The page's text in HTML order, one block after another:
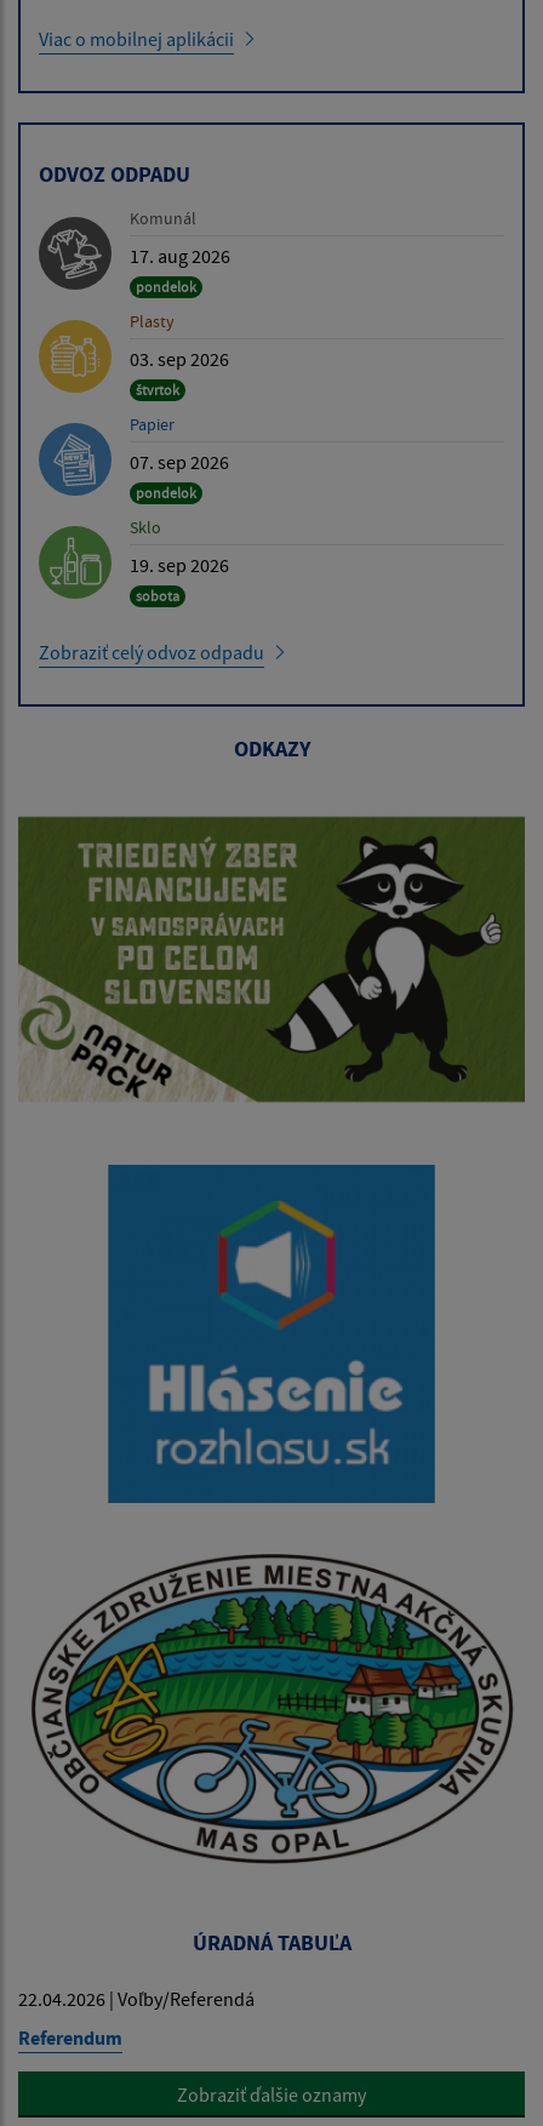
Viac o mobilnej aplikácii
ODVOZ ODPADU
Komunál
17. aug 2026
pondelok
Plasty
03. sep 2026
štvrtok
Papier
07. sep 2026
pondelok
Sklo
19. sep 2026
sobota
Zobraziť celý odvoz odpadu
ODKAZY
ÚRADNÁ TABUĽA
22.04.2026 | Voľby/Referendá
Referendum
Zobraziť ďalšie oznamy